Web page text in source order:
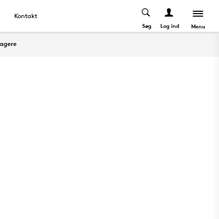
Kontakt
Søg Log ind Menu